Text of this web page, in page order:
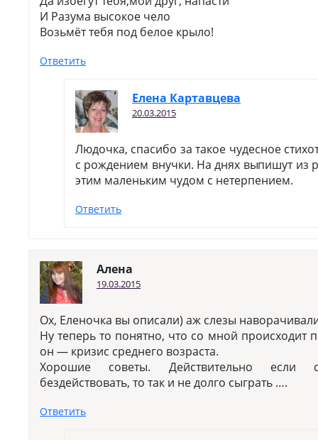
И Разума высокое чело
Возьмёт тебя под белое крыло!
Ответить
Елена Картавцева
20.03.2015
Людочка, спасибо за такое чудесное
с рождением внучки. На днях выпишут из
этим маленьким чудом с нетерпением.
Ответить
Алена
19.03.2015
Ох, Еленочка вы описали) аж слезы
Ну теперь то понятно, что со мной происходит
он — кризис среднего возраста.
Хорошие советы. Действительно если
бездействовать, то так и не долго сыграть ….
Ответить